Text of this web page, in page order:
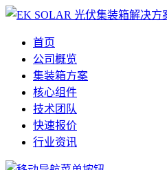
首页
公司概览
集装箱方案
核心组件
技术团队
快速报价
行业资讯